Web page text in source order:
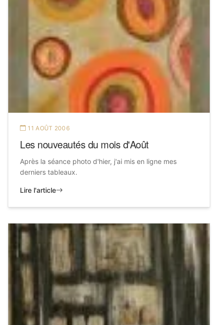
11 AOÛT 2006
Les nouveautés du mois d'Août
Après la séance photo d'hier, j'ai mis en ligne mes
derniers tableaux.
Lire l'article